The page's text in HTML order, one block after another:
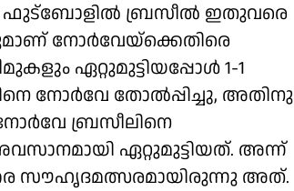
ഫുട്‌ബോളിൽ ബ്രസീൽ ഇതുവരെ
നോർവേയ്‌ക്കെതിരെ
ഏറ്റുമുട്ടിയപ്പോൾ 1-1
നോർവേ തോൽപ്പിച്ചു, അതിനു
ബ്രസീലിനെ
ഏറ്റുമുട്ടിയത്. അന്ന്
സൗഹൃദമത്സരമായിരുന്നു അത്.